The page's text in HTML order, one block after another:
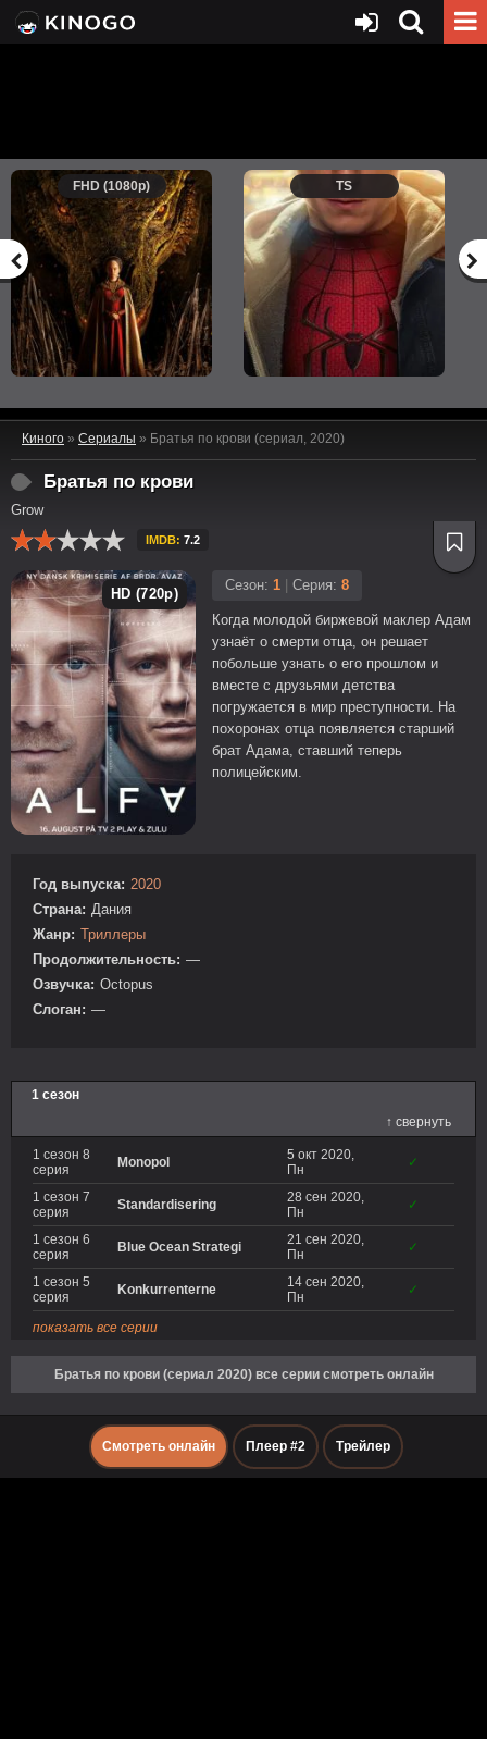
FHD (1080p) TS
Киного » Сериалы » Братья по крови (сериал, 2020)
Братья по крови
Grow
IMDB: 7.2
HD (720p)
Сезон: 1 Серия: 8
Когда молодой биржевой маклер Адам
узнаёт о смерти отца, он решает
побольше узнать о его прошлом и
вместе с друзьями детства
погружается в мир преступности. На
похоронах отца появляется старший
брат Адама, ставший теперь
полицейским.
Год выпуска: 2020
Страна: Дания
Жанр: Триллеры
Продолжительность: —
Озвучка: Octopus
Слоган: —
1 сезон
↑ свернуть
1 сезон 8
серия
Monopol
5 окт 2020,
Пн
✓
1 сезон 7
серия
Standardisering
28 сен 2020,
Пн
✓
1 сезон 6
серия
Blue Ocean Strategi
21 сен 2020,
Пн
✓
1 сезон 5
серия
Konkurrenterne
14 сен 2020,
Пн
✓
показать все серии
Братья по крови (сериал 2020) все серии смотреть онлайн
Смотреть онлайн Плеер #2 Трейлер